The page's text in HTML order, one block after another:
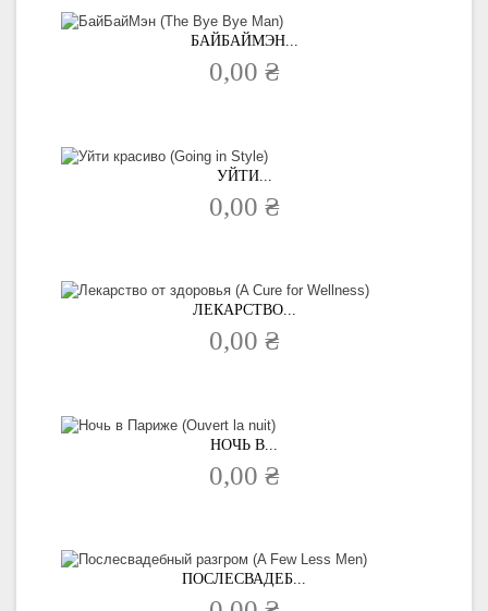
БАЙБАЙМЭН...
0,00 ₴
УЙТИ...
0,00 ₴
ЛЕКАРСТВО...
0,00 ₴
НОЧЬ В...
0,00 ₴
ПОСЛЕСВАДЕБ...